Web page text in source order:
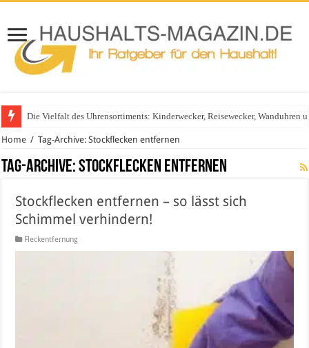
Die Vielfalt des Uhrensortiments: Kinderwecker, Reisewecker, Wanduhren
Home / Tag-Archive: Stockflecken entfernen
Tag-Archive:Stockflecken entfernen
Stockflecken entfernen – so lässt sich
Schimmel verhindern!
Fleckentfernung